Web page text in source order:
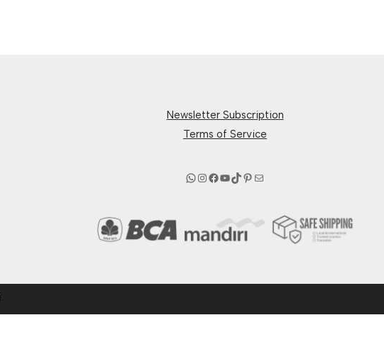
Newsletter Subscription
Terms of Service